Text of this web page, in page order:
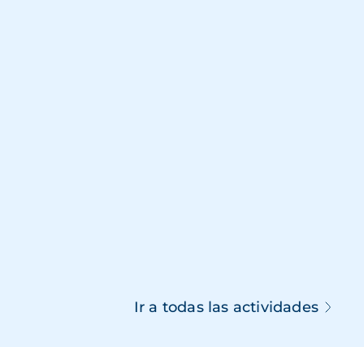
Ir a todas las actividades